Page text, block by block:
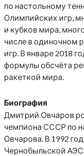
по настольному
Олимпийских игр,
и кубков мира,
числе в одиночном
игр. В январе 2018
формулы обсчёта
ракеткой мира.
Биография
Дмитрий Овчаров
чемпиона СССР по
Овчарова. В 1992
Чернобыльской